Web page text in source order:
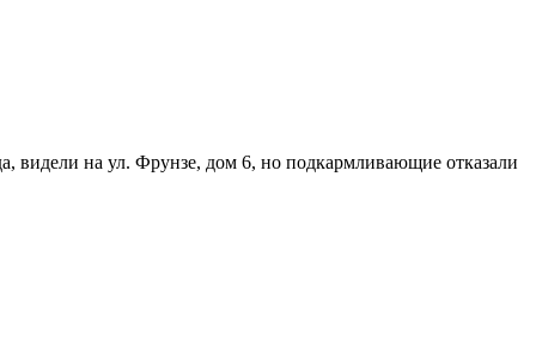
видели на ул. Фрунзе, дом 6, но подкармливающие отказали